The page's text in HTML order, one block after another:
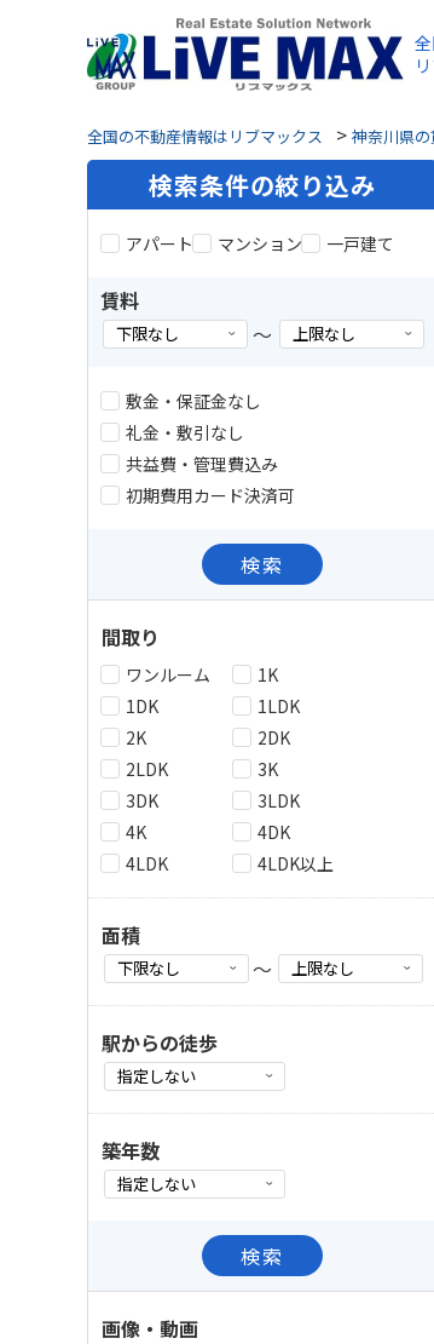
全国の不動産情報はリブマックス > 神奈川県
検索条件の絞り込み
アパート マンション 一戸建て
賃料
～
敷金・保証金なし
礼金・敷引なし
共益費・管理費込み
初期費用カード決済可
検索
間取り
ワンルーム
1K
1DK
1LDK
2K
2DK
2LDK
3K
3DK
3LDK
4K
4DK
4LDK
4LDK以上
面積
～
駅からの徒歩
築年数
検索
画像・動画